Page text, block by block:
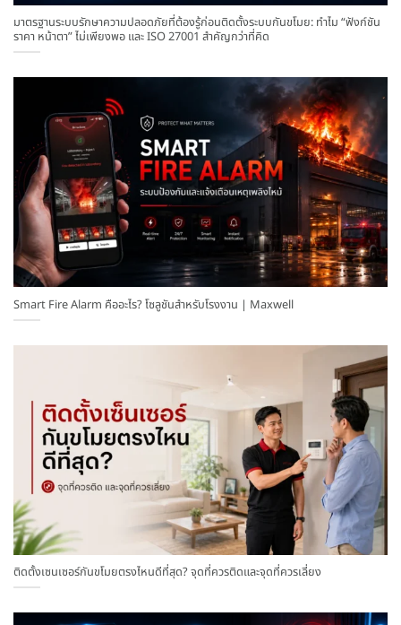
มาตรฐานระบบรักษาความปลอดภัยที่ต้องรู้ก่อนติดตั้งระบบกันขโมย: ทำไม “ฟังก์ชัน
ราคา หน้าตา” ไม่เพียงพอ และ ISO 27001 สำคัญกว่าที่คิด
Smart Fire Alarm คืออะไร? โซลูชันสำหรับโรงงาน | Maxwell
ติดตั้งเซนเซอร์กันขโมยตรงไหนดีที่สุด? จุดที่ควรติดและจุดที่ควรเลี่ยง